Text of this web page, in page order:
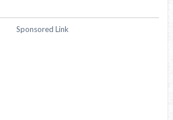
Sponsored Link